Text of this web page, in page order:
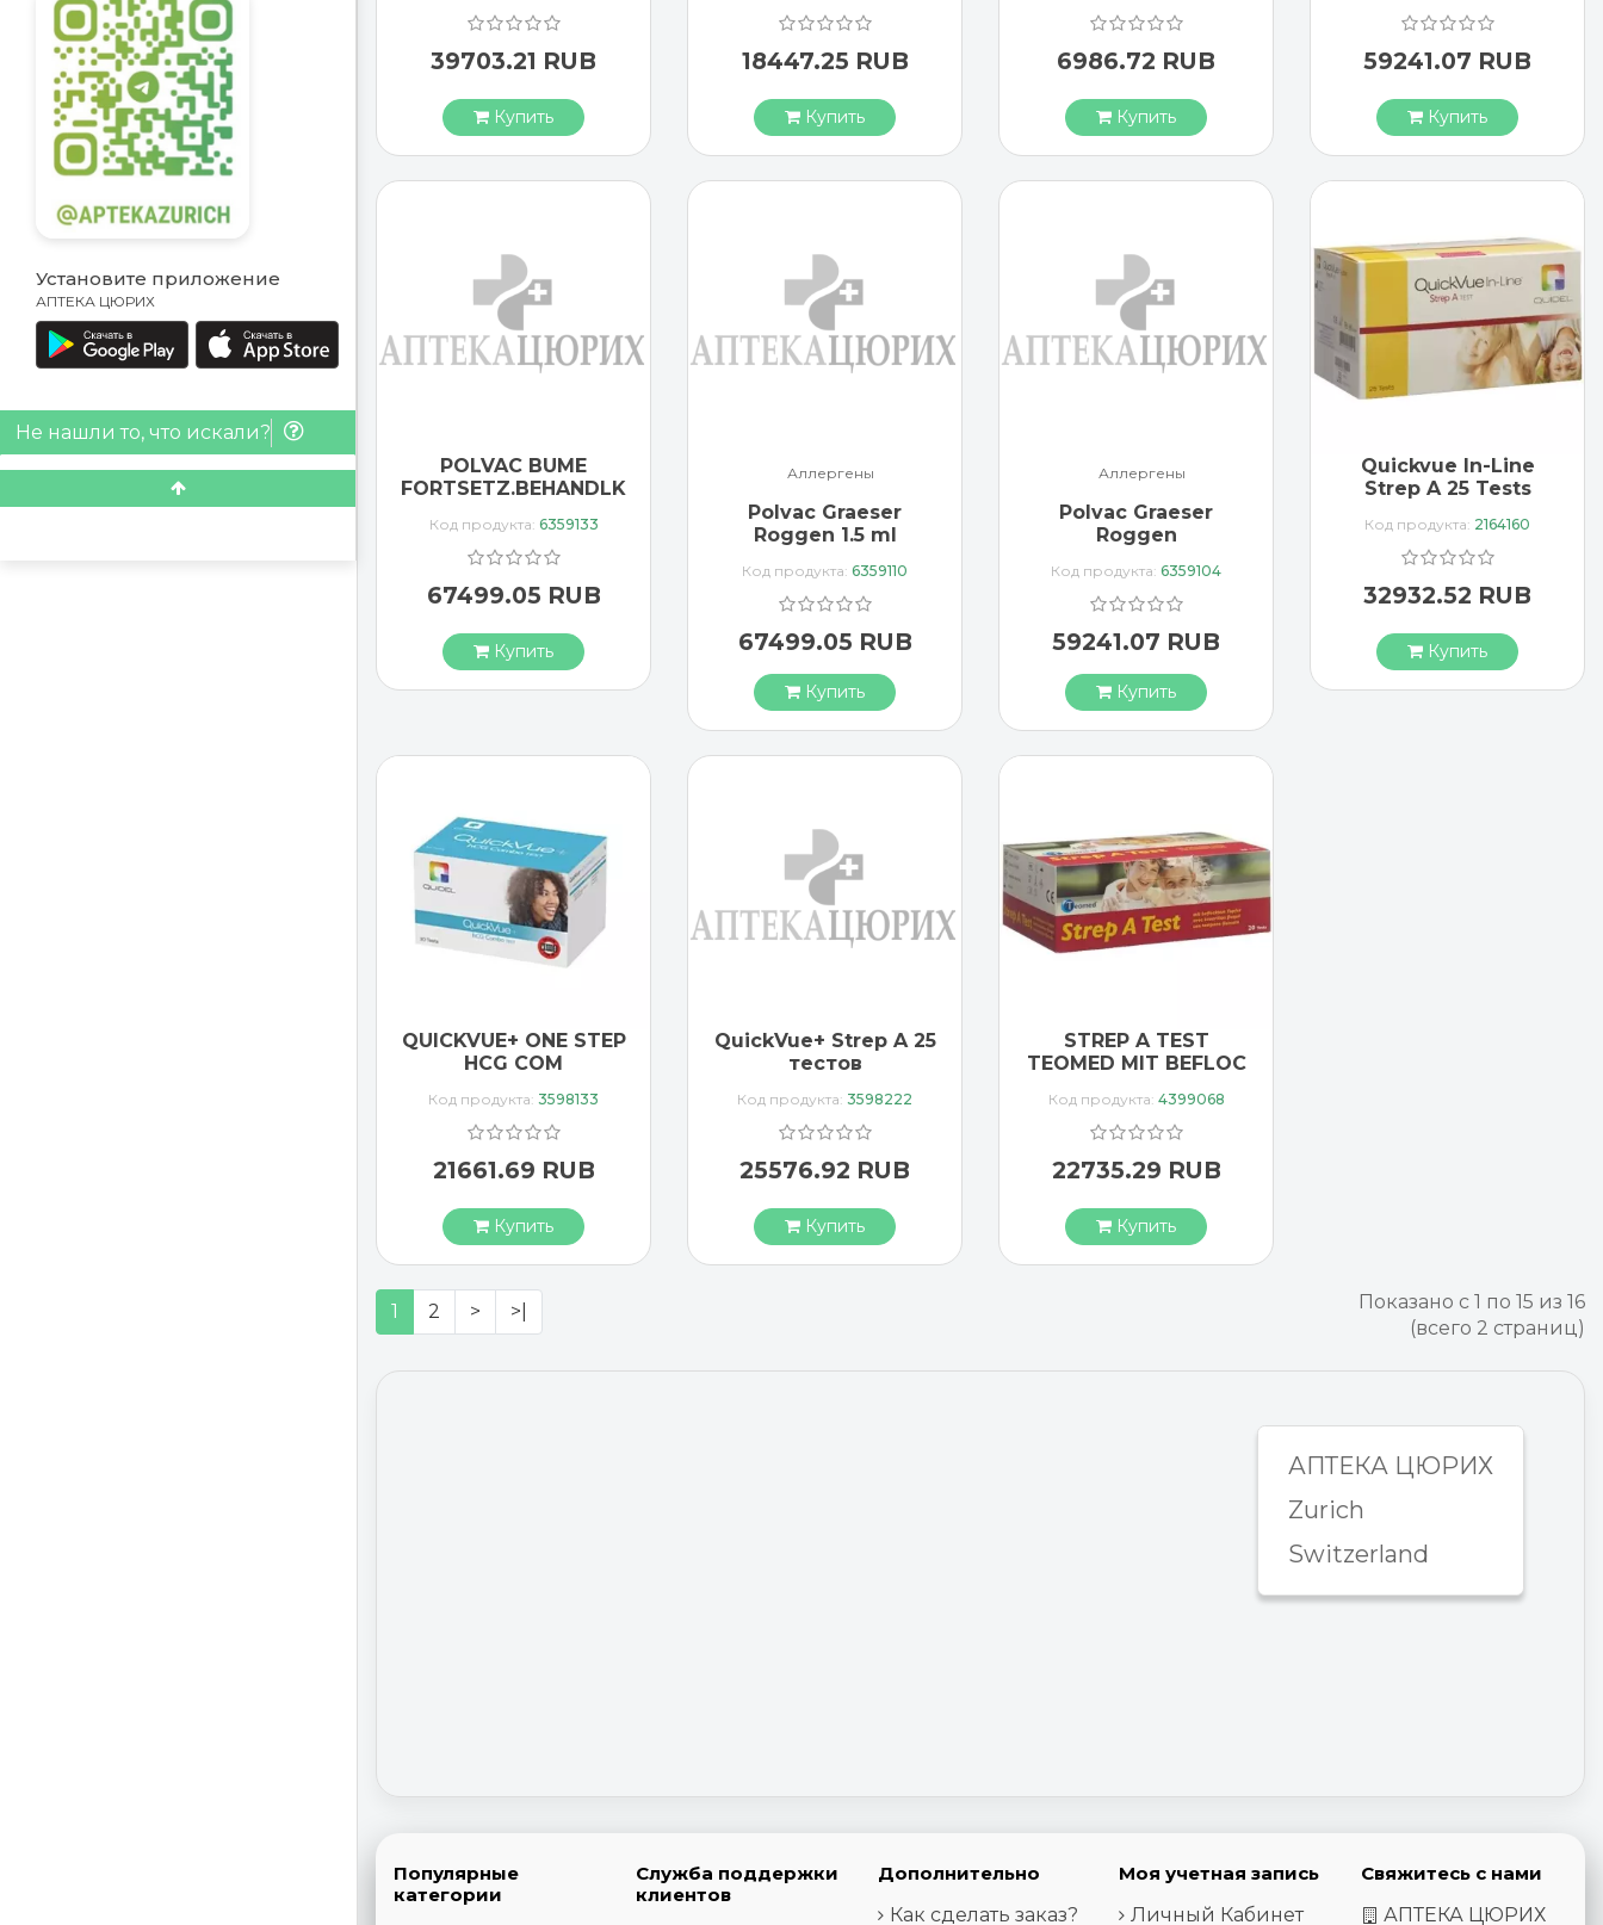
Установите приложение
АПТЕКА ЦЮРИХ
Не нашли то, что искали?
39703.21 RUB
Купить
18447.25 RUB
Купить
6986.72 RUB
Купить
59241.07 RUB
Купить
POLVAC BUME
FORTSETZ.BEHANDLKK
Код продукта: 6359133
67499.05 RUB
Купить
Аллергены
Polvac Graeser
Roggen 1.5 ml
Код продукта: 6359110
67499.05 RUB
Купить
Аллергены
Polvac Graeser
Roggen
1 ml
Код продукта: 6359104
59241.07 RUB
Купить
Quickvue In-Line
Strep A 25 Tests
Код продукта: 2164160
32932.52 RUB
Купить
QUICKVUE+ ONE STEP
HCG COM
Код продукта: 3598133
21661.69 RUB
Купить
QuickVue+ Strep A 25
тестов
Код продукта: 3598222
25576.92 RUB
Купить
STREP A TEST
TEOMED MIT BEFLOC
Код продукта: 4399068
22735.29 RUB
Купить
1 2 > >|
Показано с 1 по 15 из 16
(всего 2 страниц)
АПТЕКА ЦЮРИХ
Zurich
Switzerland
Популярные
категории
Служба поддержки
клиентов
Дополнительно
Как сделать заказ?
Моя учетная запись
Личный Кабинет
Свяжитесь с нами
АПТЕКА ЦЮРИХ